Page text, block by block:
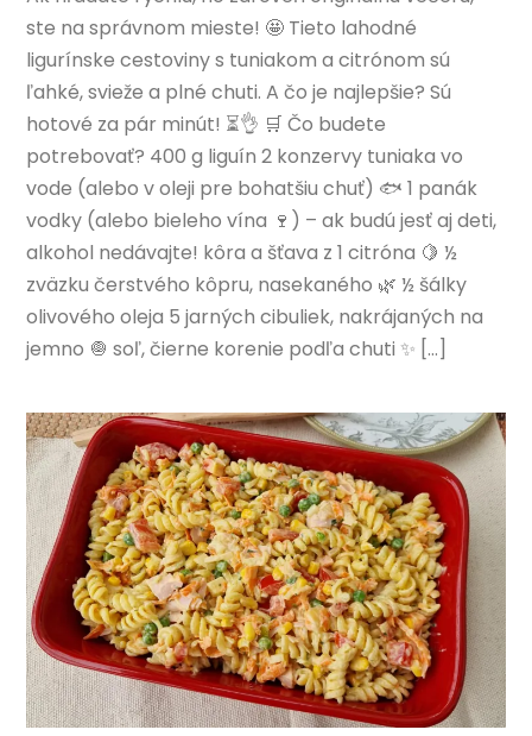
ste na správnom mieste! 🤩 Tieto lahodné
ligurínske cestoviny s tuniakom a citrónom sú
ľahké, svieže a plné chuti. A čo je najlepšie? Sú
hotové za pár minút! ⏳👌 🛒 Čo budete
potrebovať? 400 g liguín 2 konzervy tuniaka vo
vode (alebo v oleji pre bohatšiu chuť) 🐟 1 panák
vodky (alebo bieleho vína 🍷) – ak budú jesť aj deti,
alkohol nedávajte! kôra a šťava z 1 citróna 🍋 ½
zväzku čerstvého kôpru, nasekaného 🌿 ½ šálky
olivového oleja 5 jarných cibuliek, nakrájaných na
jemno 🧅 soľ, čierne korenie podľa chuti ✨ […]